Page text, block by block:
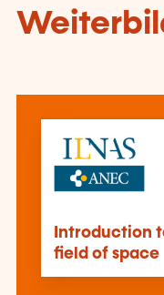
Introduction
field of space